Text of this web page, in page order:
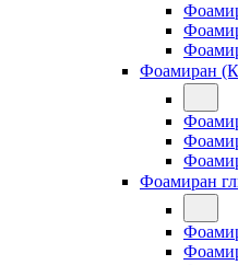
Фоамиран
Фоамиран